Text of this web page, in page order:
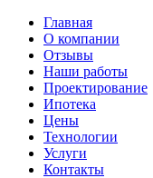
Главная
О компании
Отзывы
Наши работы
Проектирование
Ипотека
Цены
Технологии
Услуги
Контакты